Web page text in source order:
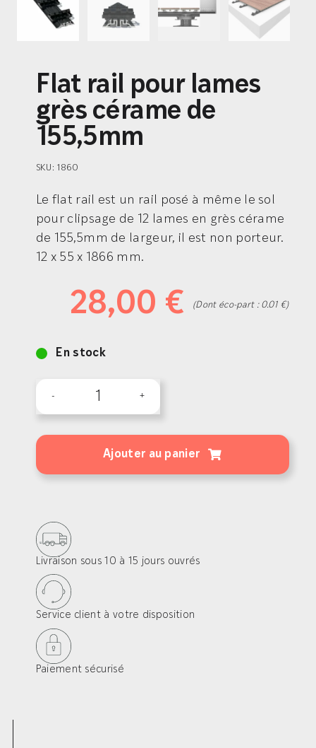
Flat rail pour lames
grès cérame de
155,5mm
SKU: 1860
Le flat rail est un rail posé à même le sol
pour clipsage de 12 lames en grès cérame
de 155,5mm de largeur, il est non porteur.
12 x 55 x 1866 mm.
28,00 € (Dont éco-part : 0.01 €)
En stock
Flat
rail
cérame
Ajouter au panier
Livraison sous 10 à 15 jours ouvrés
Service client à votre disposition
Paiement sécurisé